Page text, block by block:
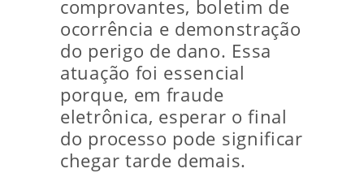
comprovantes, boletim de
ocorrência e demonstração
do perigo de dano. Essa
atuação foi essencial
porque, em fraude
eletrônica, esperar o final
do processo pode significar
chegar tarde demais.